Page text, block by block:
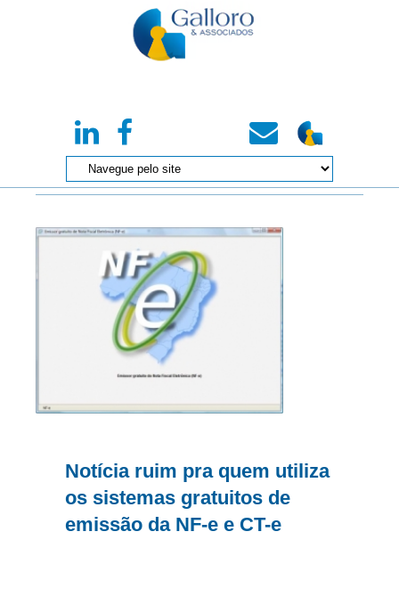
Notícia ruim pra quem utiliza
os sistemas gratuitos de
emissão da NF-e e CT-e